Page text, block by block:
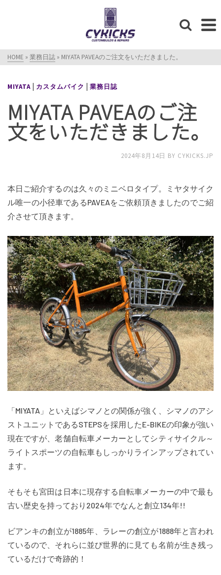
HOME » 業務日誌 » MIYATA PAVEAのご注文をいただきました。
MIYATA | カスタムバイク | 業務日誌
MIYATA PAVEAのご注
文をいただきました。
2024年8月14日 BY CYKICKS.JP
本日ご紹介するのは久々のミニベロタイプ。ミヤタサイク
ル唯一の小径車であるPAVEAをご依頼頂きましたのでご紹
介させて頂きます。
「MIYATA」といえばシマノとの関係が強く、シマノのアシ
ストユニットであるSTEPSを採用したE-BIKEの印象が強い
現在ですが、老舗自転車メーカーとしてシティサイクル～
ライトスポーツの自転車もしっかりラインアップされてい
ます。
そもそも宮田は日本に現存する自転車メーカーの中で最も
古い歴史を持っており2024年でなんと創立134年!!
ビアンキの創立が1885年、ラレーの創立が1888年と言われ
ているので、それらに並び世界的に見ても名前が生き残っ
ているだけで奇跡的！